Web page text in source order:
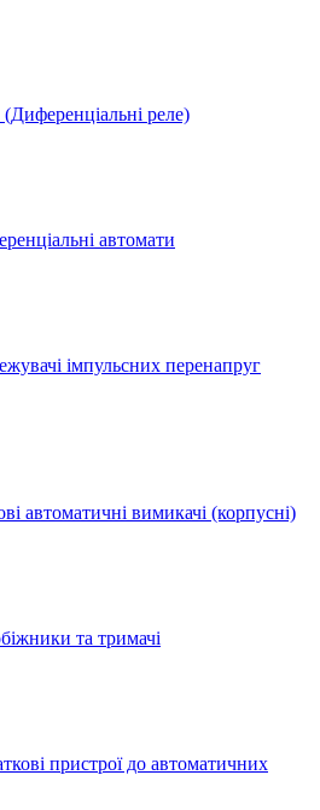
реле)
автомати
імпульсних перенапруг
автоматичні вимикачі (корпусні)
та тримачі
пристрої до автоматичних